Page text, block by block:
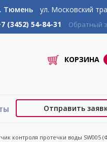
Тюмень
ул. Московский
(3452) 54-84-31 Обратный
КОРЗИНА
Отправить
контроля протечки воды SW005